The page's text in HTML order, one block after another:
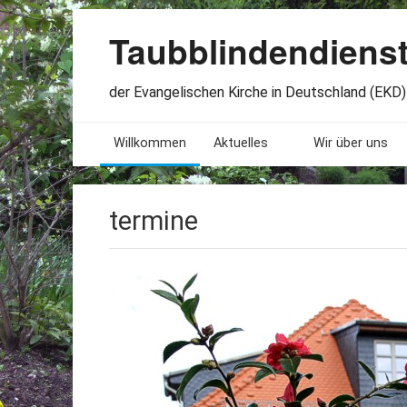
der Evangelischen Kirche in Deutschland (EKD)
Willkommen Aktuelles
Seminare. Termine
Beteiligung
Wir über uns
Leitlinien
Lageplan
termine